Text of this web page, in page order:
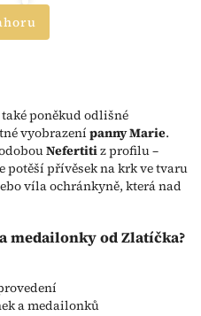
poněkud odlišné
vyobrazení panny Marie.
Nefertitiz profilu –
potěší přívěsek na krk ve tvaru
víla ochránkyně, která nad
medailonky od Zlatíčka?
a medailonků